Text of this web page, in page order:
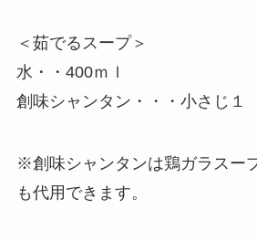
＜茹でるスープ＞
水・・400ｍｌ
創味シャンタン・・・小さじ１
※創味シャンタンは鶏ガラスー
も代用できます。